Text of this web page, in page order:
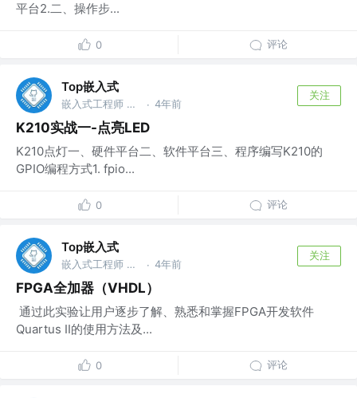
平台2.二、操作步...
0 评论
Top嵌入式
嵌入式工程师 @华为 · 4年前
关注
K210实战一-点亮LED
K210点灯一、硬件平台二、软件平台三、程序编写K210的
GPIO编程方式1. fpio...
0 评论
Top嵌入式
嵌入式工程师 @华为 · 4年前
关注
FPGA全加器（VHDL）
​ 通过此实验让用户逐步了解、熟悉和掌握FPGA开发软件
Quartus II的使用方法及...
0 评论